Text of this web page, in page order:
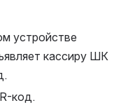
устройстве
кассиру ШК
код.